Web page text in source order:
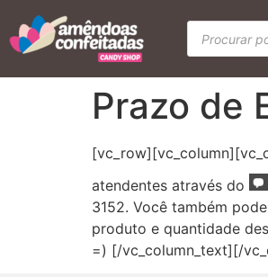
Prazo de
atendentes através do
3152. Você também
produto e quantidade
=) [/vc_column_text][/